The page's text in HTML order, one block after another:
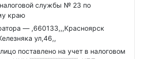
службы № 23 по
краю
— ,660133,,,Красноярск
ул,46,,
поставлено на учет в налоговом